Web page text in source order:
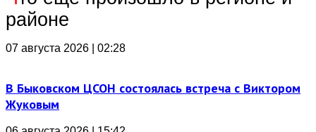
районе
07 августа 2026 | 02:28
В Быковском ЦСОН состоялась встреча с Виктором
Жуковым